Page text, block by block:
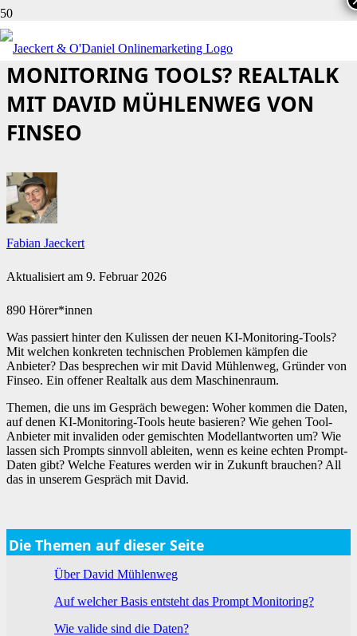
WOHIN ENTWICKELN SICH KI
MONITORING TOOLS? REALTALK
MIT DAVID MÜHLENWEG VON
FINSEO
Fabian Jaeckert
Aktualisiert am 9. Februar 2026
890 Hörer*innen
Was passiert hinter den Kulissen der neuen KI-Monitoring-Tools?
Mit welchen konkreten technischen Problemen kämpfen die
Anbieter? Das besprechen wir mit David Mühlenweg, Gründer von
Finseo. Ein offener Realtalk aus dem Maschinenraum.
Themen, die uns im Gespräch bewegen: Woher kommen die Daten,
auf denen KI-Monitoring-Tools heute basieren? Wie gehen Tool-
Anbieter mit invaliden oder gemischten Modellantworten um? Wie
lassen sich Prompts sinnvoll ableiten, wenn es keine echten Prompt-
Daten gibt? Welche Features werden wir in Zukunft brauchen? All
das in unserem Gespräch mit David.
Die Themen auf dieser Seite
Über David Mühlenweg
Auf welcher Basis entsteht das Prompt Monitoring?
Wie valide sind die Daten?